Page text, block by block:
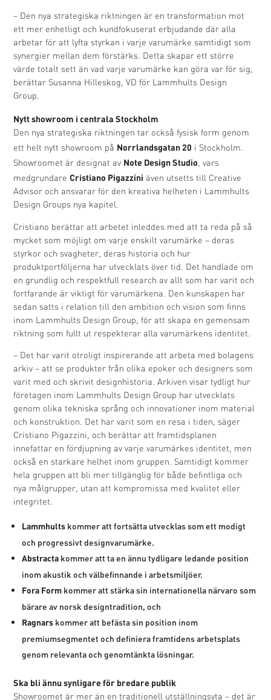
– Den nya strategiska riktningen är en transformation mot
ett mer enhetligt och kundfokuserat erbjudande där alla
arbetar för att lyfta styrkan i varje varumärke samtidigt som
synergier mellan dem förstärks. Detta skapar ett större
värde totalt sett än vad varje varumärke kan göra var för sig,
berättar Susanna Hilleskog, VD för Lammhults Design
Group.
Nytt showroom i centrala Stockholm
Den nya strategiska riktningen tar också fysisk form genom
ett helt nytt showroom på Norrlandsgatan 20 i Stockholm.
Showroomet är designat av Note Design Studio, vars
medgrundareCristiano Pigazzini även utsetts till Creative
Advisor och ansvarar för den kreativa helheten i Lammhults
Design Groups nya kapitel.
Cristiano berättar att arbetet inleddes med att ta reda på så
mycket som möjligt om varje enskilt varumärke – deras
styrkor och svagheter, deras historia och hur
produktportföljerna har utvecklats över tid. Det handlade om
en grundlig och respektfull research av allt som har varit och
fortfarande är viktigt för varumärkena. Den kunskapen har
sedan satts i relation till den ambition och vision som finns
inom Lammhults Design Group, för att skapa en gemensam
riktning som fullt ut respekterar alla varumärkens identitet.
– Det har varit otroligt inspirerande att arbeta med bolagens
arkiv – att se produkter från olika epoker och designers som
varit med och skrivit designhistoria. Arkiven visar tydligt hur
företagen inom Lammhults Design Group har utvecklats
genom olika tekniska språng och innovationer inom material
och konstruktion. Det har varit som en resa i tiden, säger
Cristiano Pigazzini, och berättar att framtidsplanen
innefattar en fördjupning av varje varumärkes identitet, men
också en starkare helhet inom gruppen. Samtidigt kommer
hela gruppen att bli mer tillgänglig för både befintliga och
nya målgrupper, utan att kompromissa med kvalitet eller
integritet.
Lammhults kommer att fortsätta utvecklas som ett modigt
och progressivt designvarumärke.
Abstracta kommer att ta en ännu tydligare ledande position
inom akustik och välbefinnande i arbetsmiljöer.
Fora Form kommer att stärka sin internationella närvaro som
bärare av norsk designtradition, och
Ragnars kommer att befästa sin position inom
premiumsegmentet och definiera framtidens arbetsplats
genom relevanta och genomtänkta lösningar.
Ska bli ännu synligare för bredare publik
Showroomet är mer än en traditionell utställningsyta – det är